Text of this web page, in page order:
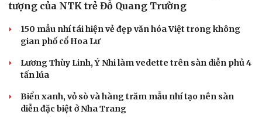
Sức khỏe
Dinh dưỡng - món ngon
Đời sống
tượng của NTK trẻ Đỗ Quang Trường
150 mẫu nhí tái hiện vẻ đẹp văn hóa Việt trong không
gian phố cổ Hoa Lư
Lương Thùy Linh, Ý Nhi làm vedette trên sàn diễn phủ 4
tấn lúa
Biển xanh, vỏ sò và hàng trăm mẫu nhí tạo nên sàn
diễn đặc biệt ở Nha Trang